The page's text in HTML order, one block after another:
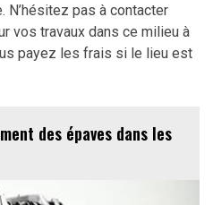
N’hésitez pas à contacter
vos travaux dans ce milieu à
payez les frais si le lieu est
des épaves dans les